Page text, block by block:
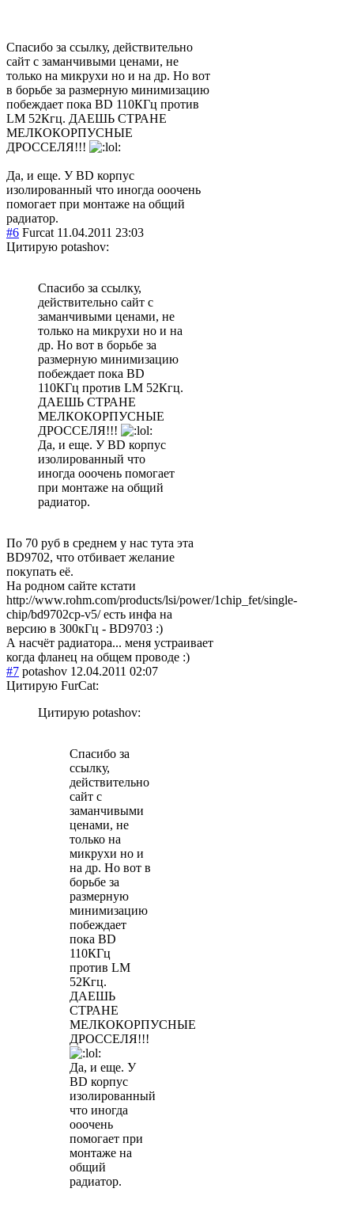
Спасибо за ссылку, действительно
сайт с заманчивыми ценами, не
только на микрухи но и на др. Но вот
в борьбе за размерную минимизацию
побеждает пока BD 110КГц против
LM 52Кгц. ДАЕШЬ СТРАНЕ
МЕЛКОКОРПУСНЫЕ
ДРОССЕЛЯ!!!
Да, и еще. У BD корпус
изолированный что иногда ооочень
помогает при монтаже на общий
радиатор.
#6 Furcat 11.04.2011 23:03
Цитирую potashov:
Спасибо за ссылку,
действительно сайт с
заманчивыми ценами, не
только на микрухи но и на
др. Но вот в борьбе за
размерную минимизацию
побеждает пока BD
110КГц против LM 52Кгц.
ДАЕШЬ СТРАНЕ
МЕЛКОКОРПУСНЫЕ
ДРОССЕЛЯ!!!
Да, и еще. У BD корпус
изолированный что
иногда ооочень помогает
при монтаже на общий
радиатор.
По 70 руб в среднем у нас тута эта
BD9702, что отбивает желание
покупать её.
На родном сайте кстати
http://www.rohm.com/products/lsi/power/1chip_fet/single-
chip/bd9702cp-v5/ есть инфа на
версию в 300кГц - BD9703 :)
А насчёт радиатора... меня устраивает
когда фланец на общем проводе :)
#7 potashov 12.04.2011 02:07
Цитирую FurCat:
Цитирую potashov:
Спасибо за
ссылку,
действительно
сайт с
заманчивыми
ценами, не
только на
микрухи но и
на др. Но вот в
борьбе за
размерную
минимизацию
побеждает
пока BD
110КГц
против LM
52Кгц.
ДАЕШЬ
СТРАНЕ
МЕЛКОКОРПУСНЫЕ
ДРОССЕЛЯ!!!
Да, и еще. У
BD корпус
изолированный
что иногда
ооочень
помогает при
монтаже на
общий
радиатор.